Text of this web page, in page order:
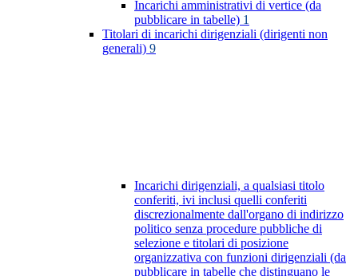
Incarichi amministrativi di vertice (da
pubblicare in tabelle) 1
Titolari di incarichi dirigenziali (dirigenti non
generali) 9
Incarichi dirigenziali, a qualsiasi titolo
conferiti, ivi inclusi quelli conferiti
discrezionalmente dall'organo di indirizzo
politico senza procedure pubbliche di
selezione e titolari di posizione
organizzativa con funzioni dirigenziali (da
pubblicare in tabelle che distinguano le